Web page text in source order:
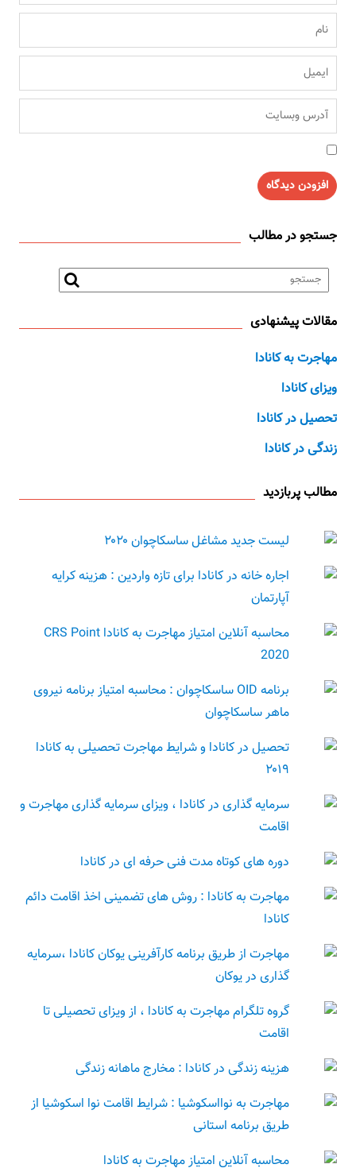
جستجو در مطالب
مقالات پیشنهادی
مهاجرت به کانادا
ویزای کانادا
تحصیل در کانادا
زندگی در کانادا
مطالب پربازدید
لیست جدید مشاغل ساسکاچوان ۲۰۲۰
اجاره خانه در کانادا برای تازه واردین : هزینه کرایه
آپارتمان
محاسبه آنلاین امتیاز مهاجرت به کانادا CRS Point
2020
برنامه OID ساسکاچوان : محاسبه امتیاز برنامه نیروی
ماهر ساسکاچوان
تحصیل در کانادا و شرایط مهاجرت تحصیلی به کانادا
۲۰۱۹
سرمایه گذاری در کانادا ، ویزای سرمایه گذاری مهاجرت و
اقامت
دوره های کوتاه مدت فنی حرفه ای در کانادا
مهاجرت به کانادا : روش های تضمینی اخذ اقامت دائم
کانادا
مهاجرت از طریق برنامه کارآفرینی یوکان کانادا ،سرمایه
گذاری در یوکان
گروه تلگرام مهاجرت به کانادا ، از ویزای تحصیلی تا
اقامت
هزینه زندگی در کانادا : مخارج ماهانه زندگی
مهاجرت به نوااسکوشیا : شرایط اقامت نوا اسکوشیا از
طریق برنامه استانی
محاسبه آنلاین امتیاز مهاجرت به کانادا